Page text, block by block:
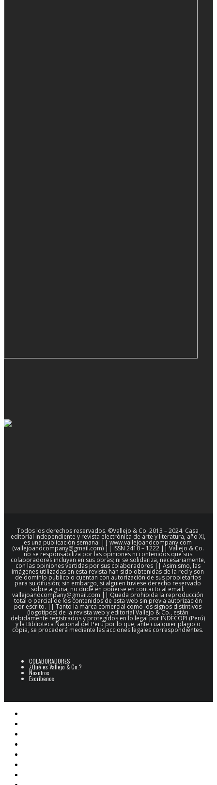
Todos los derechos reservados. ©Vallejo & Co. 2013 – 2024. Casa
editorial independiente y revista electrónica de arte y literatura, año XI,
es una publicación semanal || www.vallejoandcompany.com
(vallejoandcompany@gmail.com) || ISSN 2410 – 1222 || Vallejo & Co.
no se responsabiliza por las opiniones ni contenidos que sus
colaboradores incluyen en sus obras; ni se solidariza, necesariamente,
con las opiniones vertidas por sus colaboradores || Asimismo, las
imágenes utilizadas en esta revista han sido obtenidas de la red y son
de dominio público o cuentan con autorización de sus propietarios
para su difusión; sin embargo, si alguien tuviese derecho reservado
sobre alguna, no dude en ponerse en contacto al email:
vallejoandcompany@gmail.com || Queda prohibida la reproducción
total o parcial de los contenidos de esta web sin previa autorización
por escrito. || Tanto la marca comercial como los signos distintivos
(logotipos) de la revista web y editorial Vallejo & Co., están
debidamente registrados y protegidos en lo legal por INDECOPI (Perú)
y la Biblioteca Nacional del Perú por lo que, ante cualquier plagio o
copia, se procederá mediante las acciones legales correspondientes.
COLABORADORES
¿Qué es Vallejo & Co.?
Nosotros
Escríbenos